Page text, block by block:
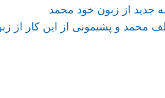
جدید از زبون خود محمد
محمد و پشیمونی از این کار از